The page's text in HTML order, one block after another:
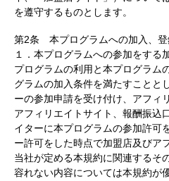
を遵守するものとします。
第2条 本プログラムへの加入、登
１．本プログラムへの参加をする
プログラムの利用と本プログラム
グラムの加入条件を満たすことと
ーの参加申請を受け付け、アフィ
アフィリエイトサイト、報酬振込
イターに本プログラムの参加許可
ー許可をした時点で加盟店及びア
当社が定める本規約に関連するそ
容れない内容については本規約が